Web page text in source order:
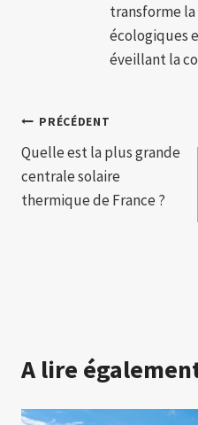
transforme
écologiques
éveillant la
Navigation
de
l’article
PRÉCÉDENT
Quelle est la plus grande
centrale solaire
thermique de France ?
A lire